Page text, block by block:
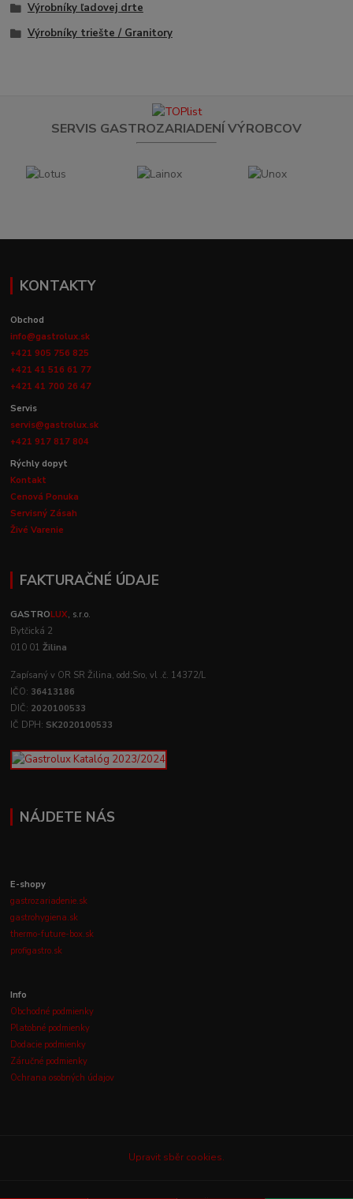
Výrobníky ľadovej drte
Výrobníky triešte / Granitory
SERVIS GASTROZARIADENÍ VÝROBCOV
KONTAKTY
Obchod
info@gastrolux.sk
+421 905 756 825
+421 41 516 61 77
+421 41 700 26 47
Servis
servis@gastrolux.sk
+421 917 817 804
Rýchly dopyt
Kontakt
Cenová Ponuka
Servisný Zásah
Živé Varenie
FAKTURAČNÉ ÚDAJE
GASTROLUX, s.r.o.
Bytčická 2
010 01Žilina
Zapísaný v OR SR Žilina, odd:Sro, vl .č. 14372/L
IČO: 36413186
DIČ: 2020100533
IČ DPH: SK2020100533
NÁJDETE NÁS
E-shopy
gastrozariadenie.sk
gastrohygiena.sk
thermo-future-box.sk
profigastro.sk
Info
Obchodné podmienky
Platobné podmienky
Dodacie podmienky
Záručné podmienky
Ochrana osobných údajov
Upravit sběr cookies.